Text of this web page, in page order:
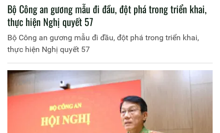
Bộ Công an gương mẫu đi đầu, đột phá trong triển khai,
thực hiện Nghị quyết 57
Bộ Công an gương mẫu đi đầu, đột phá trong triển khai,
thực hiện Nghị quyết 57